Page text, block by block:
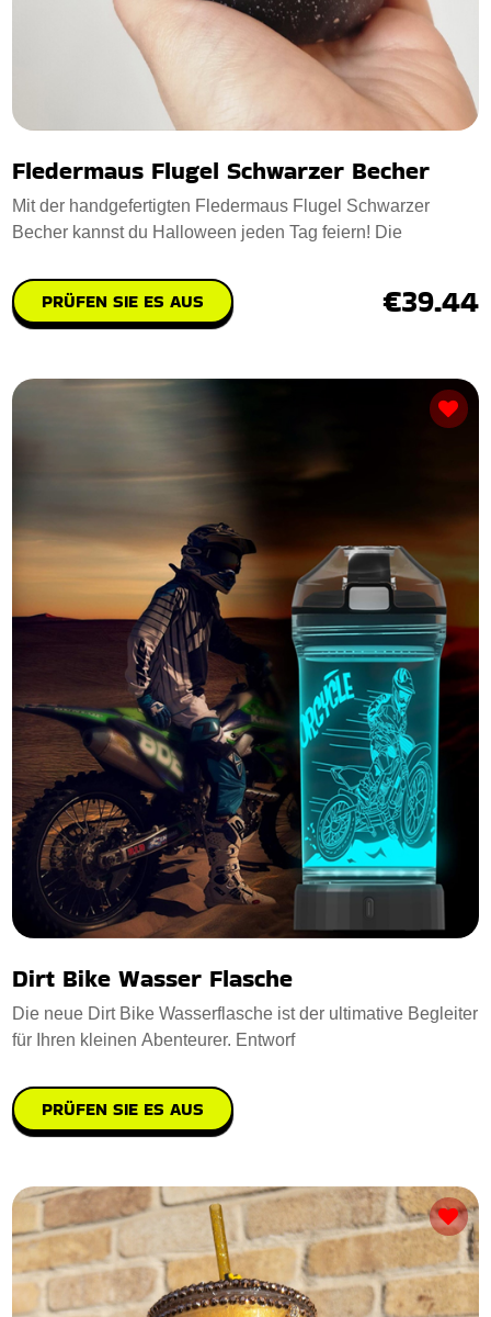
Fledermaus Flugel Schwarzer Becher
Mit der handgefertigten Fledermaus Flugel Schwarzer
Becher kannst du Halloween jeden Tag feiern! Die
PRÜFEN SIE ES AUS €39.44
Dirt Bike Wasser Flasche
Die neue Dirt Bike Wasserflasche ist der ultimative Begleiter
für Ihren kleinen Abenteurer. Entworf
PRÜFEN SIE ES AUS